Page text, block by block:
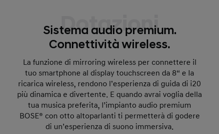
Dotazioni
Sistema audio premium.
Connettività wireless.
La funzione di mirroring wireless per connettere il
tuo smartphone al display touchscreen da 8“ e la
ricarica wireless, rendono l’esperienza di guida di i20
più dinamica e divertente. E quando avrai voglia della
tua musica preferita, l’impianto audio premium
BOSE® con otto altoparlanti ti permetterà di godere
di un’esperienza di suono immersiva.